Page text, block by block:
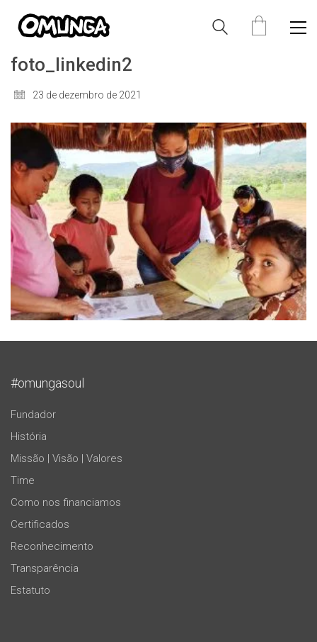
foto_linkedin2
23 de dezembro de 2021
#omungasoul
Fundador
História
Missão | Visão | Valores
Time
Como nos financiamos
Certificados
Reconhecimento
Transparência
Estatuto